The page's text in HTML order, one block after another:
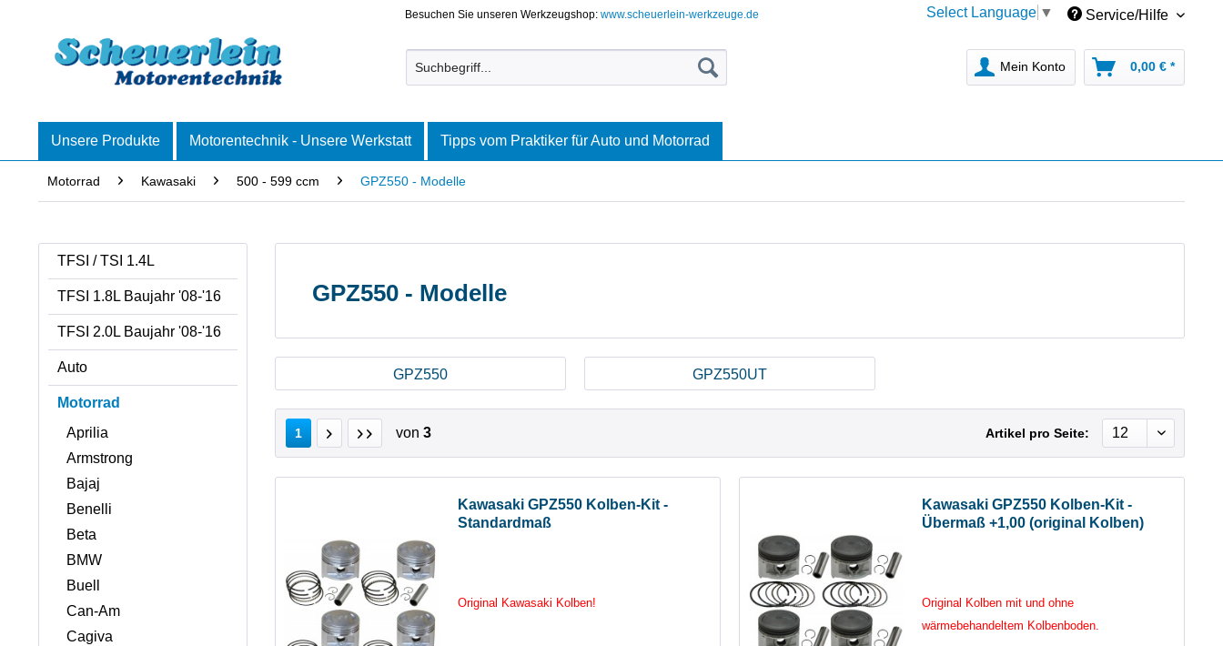
Besuchen Sie unseren Werkzeugshop:www.scheuerlein-werkzeuge.de Select Language ▼ Service/Hilfe
Mein Konto 0,00 € *
Unsere Produkte Motorentechnik - Unsere Werkstatt Tipps vom Praktiker für Auto und Motorrad
Motorrad Kawasaki 500 - 599 ccm GPZ550 - Modelle
TFSI / TSI 1.4L
TFSI 1.8L Baujahr '08-'16
TFSI 2.0L Baujahr '08-'16
Auto
Motorrad
Aprilia
Armstrong
Bajaj
Benelli
Beta
BMW
Buell
Can-Am
Cagiva
GPZ550 - Modelle
GPZ550 GPZ550UT
1 von 3 Artikel pro Seite:
Kawasaki GPZ550 Kolben-Kit -
Standardmaß
Original Kawasaki Kolben!
Kawasaki GPZ550 Kolben-Kit -
Übermaß +1,00 (original Kolben)
Original Kolben mit und ohne
wärmebehandeltem Kolbenboden.